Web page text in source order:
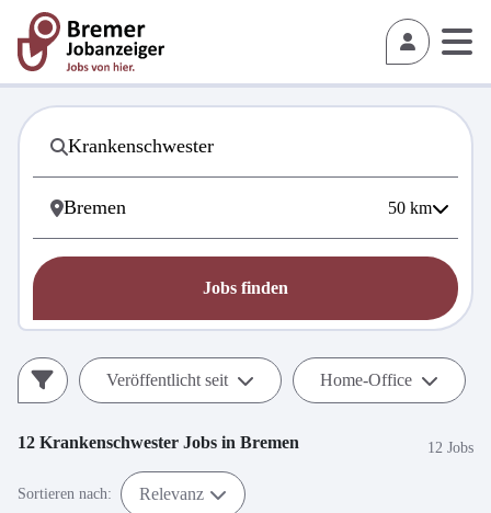
50 km
Jobs finden
Veröffentlicht seit Home-Office
12 Krankenschwester Jobs in Bremen 12 Jobs
Sortieren nach: Relevanz